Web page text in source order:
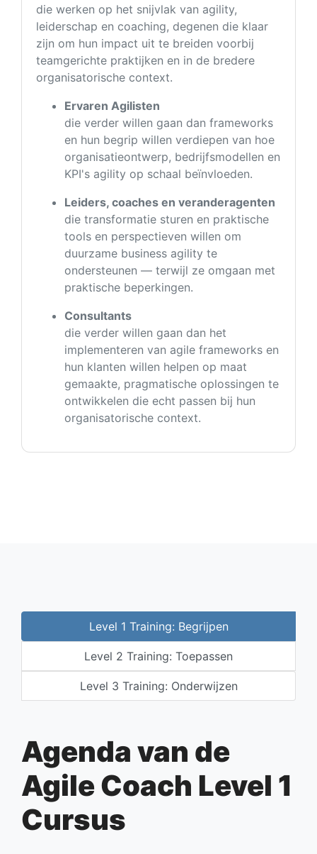
die werken op het snijvlak van agility,
leiderschap en coaching, degenen die klaar
zijn om hun impact uit te breiden voorbij
teamgerichte praktijken en in de bredere
organisatorische context.
Ervaren Agilisten
die verder willen gaan dan frameworks
en hun begrip willen verdiepen van hoe
organisatieontwerp, bedrijfsmodellen en
KPI's agility op schaal beïnvloeden.
Leiders, coaches en veranderagenten
die transformatie sturen en praktische
tools en perspectieven willen om
duurzame business agility te
ondersteunen — terwijl ze omgaan met
praktische beperkingen.
Consultants
die verder willen gaan dan het
implementeren van agile frameworks en
hun klanten willen helpen op maat
gemaakte, pragmatische oplossingen te
ontwikkelen die echt passen bij hun
organisatorische context.
Level 1 Training: Begrijpen
Level 2 Training: Toepassen
Level 3 Training: Onderwijzen
Agenda van de
Agile Coach Level 1
Cursus